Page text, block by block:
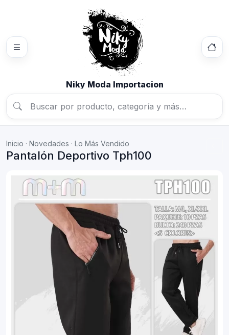
Niky Moda Importacion
Inicio · Novedades · Lo Más Vendido
Pantalón Deportivo Tph100